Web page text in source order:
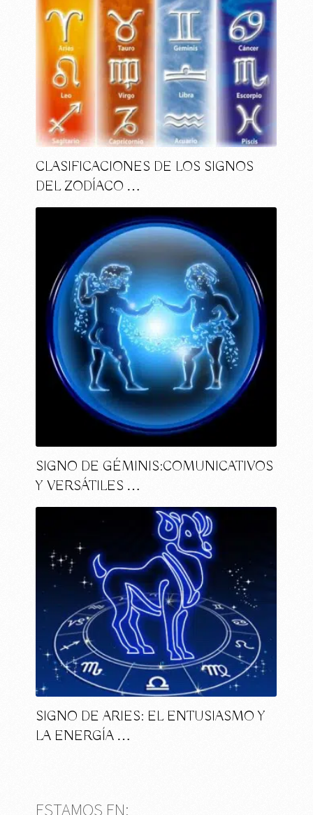
CLASIFICACIONES DE LOS SIGNOS
DEL ZODÍACO …
SIGNO DE GÉMINIS:COMUNICATIVOS
Y VERSÁTILES …
SIGNO DE ARIES: EL ENTUSIASMO Y
LA ENERGÍA …
ESTAMOS EN: